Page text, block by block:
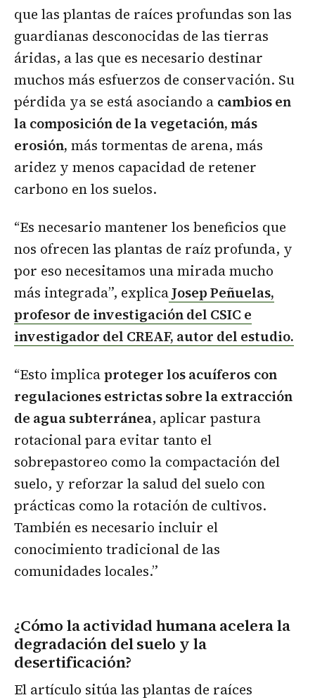
que las plantas de raíces profundas son las
guardianas desconocidas de las tierras
áridas, a las que es necesario destinar
muchos más esfuerzos de conservación. Su
pérdida ya se está asociando a cambios en
la composición de la vegetación, más
erosión, más tormentas de arena, más
aridez y menos capacidad de retener
carbono en los suelos.
“Es necesario mantener los beneficios que
nos ofrecen las plantas de raíz profunda, y
por eso necesitamos una mirada mucho
más integrada”, explicaJosep Peñuelas,
profesor de investigación del CSIC e
investigador del CREAF, autor del estudio.
“Esto implicaproteger los acuíferos con
regulaciones estrictas sobre la extracción
de agua subterránea, aplicar pastura
rotacional para evitar tanto el
sobrepastoreo como la compactación del
suelo, y reforzar la salud del suelo con
prácticas como la rotación de cultivos.
También es necesario incluir el
conocimiento tradicional de las
comunidades locales.”
¿Cómo la actividad humana acelera la
degradación del suelo y la
desertificación?
El artículo sitúa las plantas de raíces